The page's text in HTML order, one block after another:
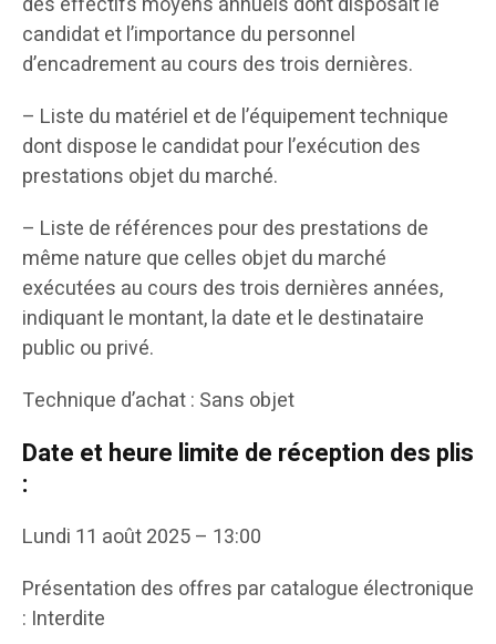
candidat et l’importance du personnel
d’encadrement au cours des trois dernières.
– Liste du matériel et de l’équipement technique
dont dispose le candidat pour l’exécution des
prestations objet du marché.
– Liste de références pour des prestations de
même nature que celles objet du marché
exécutées au cours des trois dernières années,
indiquant le montant, la date et le destinataire
public ou privé.
Technique d’achat : Sans objet
Date et heure limite de réception des plis
:
Lundi 11 août 2025 – 13:00
Présentation des offres par catalogue électronique
: Interdite